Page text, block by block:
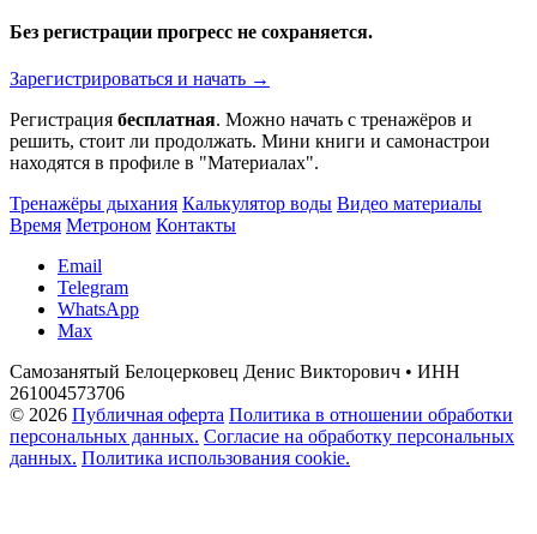
Без регистрации прогресс не сохраняется.
Зарегистрироваться и начать →
Регистрация бесплатная. Можно начать с тренажёров и
решить, стоит ли продолжать. Мини книги и самонастрои
находятся в профиле в "Материалах".
Тренажёры дыхания Калькулятор воды Видео материалы
Время Метроном Контакты
Email
Telegram
WhatsApp
Max
Самозанятый Белоцерковец Денис Викторович • ИНН
261004573706
© 2026 Публичная оферта Политика в отношении обработки
персональных данных. Согласие на обработку персональных
данных. Политика использования cookie.